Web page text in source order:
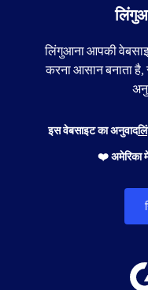
लिंगुआना आपकी
करना आसान बनाता है,
इस वेबसाइट का अनुवाद
❤️ अमेरिका में